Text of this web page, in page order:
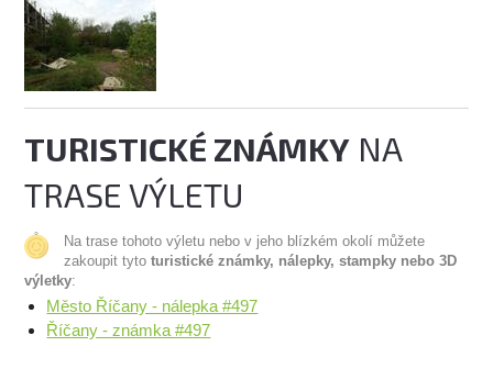
TURISTICKÉ ZNÁMKY NA
TRASE VÝLETU
Na trase tohoto výletu nebo v jeho blízkém okolí můžete
zakoupit tytoturistické známky, nálepky, stampky nebo 3D
výletky:
Město Říčany - nálepka #497
Říčany - známka #497